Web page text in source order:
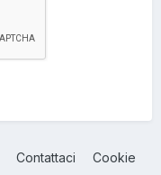
Contattaci Cookie